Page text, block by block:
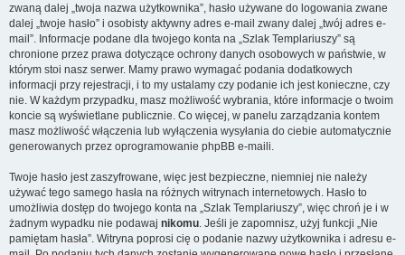
zwaną dalej „twoja nazwa użytkownika”, hasło używane do logowania zwane
dalej „twoje hasło” i osobisty aktywny adres e-mail zwany dalej „twój adres e-
mail”. Informacje podane dla twojego konta na „Szlak Templariuszy” są
chronione przez prawa dotyczące ochrony danych osobowych w państwie, w
którym stoi nasz serwer. Mamy prawo wymagać podania dodatkowych
informacji przy rejestracji, i to my ustalamy czy podanie ich jest konieczne, czy
nie. W każdym przypadku, masz możliwość wybrania, które informacje o twoim
koncie są wyświetlane publicznie. Co więcej, w panelu zarządzania kontem
masz możliwość włączenia lub wyłączenia wysyłania do ciebie automatycznie
generowanych przez oprogramowanie phpBB e-maili.
Twoje hasło jest zaszyfrowane, więc jest bezpieczne, niemniej nie należy
używać tego samego hasła na różnych witrynach internetowych. Hasło to
umożliwia dostęp do twojego konta na „Szlak Templariuszy”, więc chroń je i w
żadnym wypadku nie podawaj nikomu. Jeśli je zapomnisz, użyj funkcji „Nie
pamiętam hasła”. Witryna poprosi cię o podanie nazwy użytkownika i adresu e-